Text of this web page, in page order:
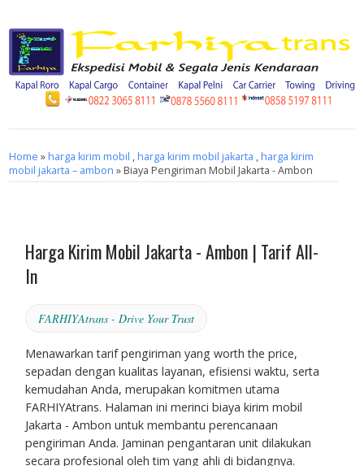
Home »harga kirim mobil ,harga kirim mobil jakarta ,harga kirim
mobil jakarta – ambon » Biaya Pengiriman Mobil Jakarta - Ambon
Harga Kirim Mobil Jakarta - Ambon | Tarif All-
In
FARHIYAtrans - Drive Your Trust
Menawarkan tarif pengiriman yangworth the price,
sepadan dengan kualitas layanan, efisiensi waktu, serta
kemudahan Anda, merupakan komitmen utama
FARHIYAtrans. Halaman ini merinci biaya kirim mobil
Jakarta - Ambon untuk membantu perencanaan
pengiriman Anda. Jaminan pengantaran unit dilakukan
secara profesional oleh tim yang ahli di bidangnya.